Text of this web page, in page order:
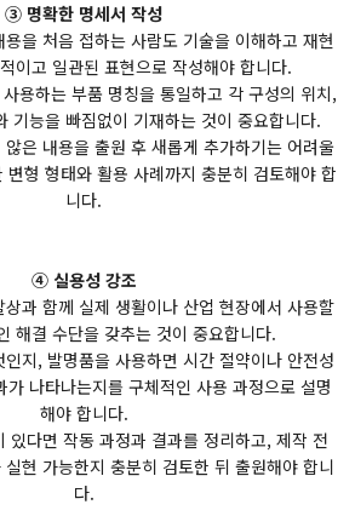
③ 명확한 명세서 작성
을 처음 접하는 사람도 기술을 이해하고 재현
이고 일관된 표현으로 작성해야 합니다.
용하는 부품 명칭을 통일하고 각 구성의 위치,
기능을 빠짐없이 기재하는 것이 중요합니다.
은 내용을 출원 후 새롭게 추가하기는 어려울
형 형태와 활용 사례까지 충분히 검토해야 합
니다.
④ 실용성 강조
과 함께 실제 생활이나 산업 현장에서 사용할
해결 수단을 갖추는 것이 중요합니다.
지, 발명품을 사용하면 시간 절약이나 안전성
나타나는지를 구체적인 사용 과정으로 설명
해야 합니다.
있다면 작동 과정과 결과를 정리하고, 제작 전
현 가능한지 충분히 검토한 뒤 출원해야 합니
다.